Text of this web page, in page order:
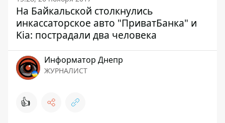
На Байкальской столкнулись
инкассаторское авто "ПриватБанка" и
Kia: пострадали два человека
Информатор Днепр
ЖУРНАЛИСТ
👍